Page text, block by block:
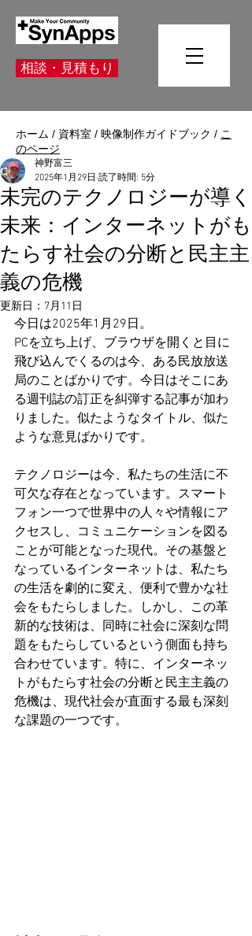
相談・見積もり
ホーム / 資料室 / 映像制作ガイドブック / こ
のページ
未完のテクノロジーが導く
未来：インターネットがも
たらす社会の分断と民主主
義の危機
神野富三
2025年1月29日 読了時間: 5分
更新日： 7月11日
今日は2025年1月29日。
PCを立ち上げ、ブラウザを開くと目に
飛び込んでくるのは今、ある民放放送
局のことばかりです。今日はそこにあ
る週刊誌の訂正を糾弾する記事が加わ
りました。似たようなタイトル、似た
ような意見ばかりです。
テクノロジーは今、私たちの生活に不
可欠な存在となっています。スマート
フォン一つで世界中の人々や情報にア
クセスし、コミュニケーションを図る
ことが可能となった現代。その基盤と
なっているインターネットは、私たち
の生活を劇的に変え、便利で豊かな社
会をもたらしました。しかし、この革
新的な技術は、同時に社会に深刻な問
題をもたらしているという側面も持ち
合わせています。特に、インターネッ
トがもたらす社会の分断と民主主義の
危機は、現代社会が直面する最も深刻
な課題の一つです。